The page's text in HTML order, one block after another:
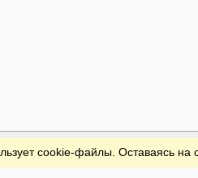
связьcookie-файлы. Оставаясь на